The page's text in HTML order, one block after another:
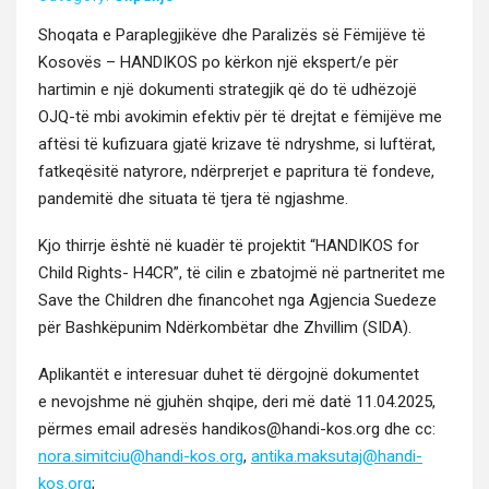
Shoqa­ta e Para­plegjikëve dhe Par­al­izës së Fëmi­jëve të
Kosovës – HANDIKOS po kërkon një ekspert/e për
har­timin e një doku­men­ti strategjik që do të udhë­zo­jë
OJQ-të mbi avokimin efek­tiv për të drej­tat e fëmi­jëve me
aftësi të kufizuara gjatë krizave të ndryshme, si luftërat,
fatke­qësitë naty­rore, ndër­pre­rjet e paprit­u­ra të fondeve,
pan­demitë dhe sit­u­a­ta të tjera të ngjashme.
Kjo thirrje është në kuadër të pro­jek­tit “HANDIKOS for
Child Rights- H4CR”, të cilin e zba­to­jmë në part­ner­itet me
Save the Chil­dren dhe finan­co­het nga Agjen­cia Suedeze
për Bashkëpunim Ndërkom­bë­tar dhe Zhvil­lim (SIDA).
Aplikan­tët e intere­suar duhet të dër­go­jnë doku­mentet
e nevo­jshme në gjuhën shqipe, deri më datë 11.04.2025,
përmes email adresës handikos@handi-kos.org dhe cc:
nora.simitciu@handi-kos.org, antika.maksutaj@handi-
kos.org;